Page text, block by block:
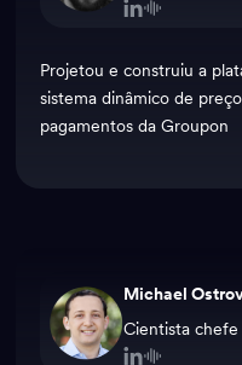
Projetou e construiu a
sistema dinâmico de
pagamentos da Groupon
Michael
Cientista chefe